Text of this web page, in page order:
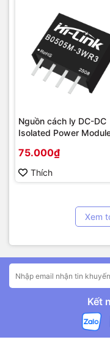
Nguồn cách ly DC-DC
Isolated Power
75.000₫
Thích
Xem
Kết